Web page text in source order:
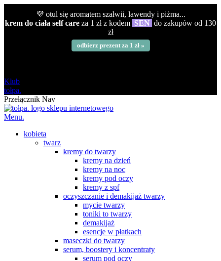
💜 otul się aromatem szałwii, lawendy i piżma...
krem do ciała self care za 1 zł z kodem SEN do zakupów od 130
zł
odbierz prezent za 1 zł »
Klub
tołpa.
Przełącznik Nav
Menu.
kobieta
twarz
kremy do twarzy
kremy na dzień
kremy na noc
kremy pod oczy
kremy z spf
oczyszczanie i demakijaż twarzy
mycie twarzy
toniki to twarzy
demakijaż
esencje w płatkach
maseczki do twarzy
serum, boostery i koncentraty
serum pod oczy